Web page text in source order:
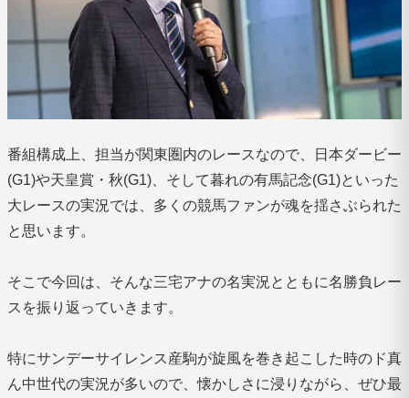
番組構成上、担当が関東圏内のレースなので、日本ダービー
(G1)や天皇賞・秋(G1)、そして暮れの有馬記念(G1)といった
大レースの実況では、多くの競馬ファンが魂を揺さぶられた
と思います。
そこで今回は、そんな三宅アナの名実況とともに名勝負レー
スを振り返っていきます。
特にサンデーサイレンス産駒が旋風を巻き起こした時のド真
ん中世代の実況が多いので、懐かしさに浸りながら、ぜひ最